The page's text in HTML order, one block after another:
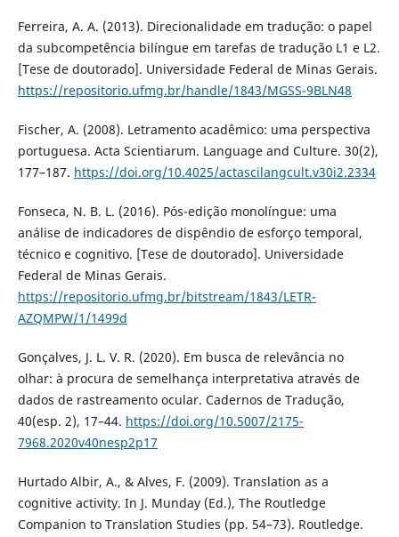
Ferreira, A. A. (2013). Direcionalidade em tradução: o papel
da subcompetência bilíngue em tarefas de tradução L1 e L2.
[Tese de doutorado]. Universidade Federal de Minas Gerais.
https://repositorio.ufmg.br/handle/1843/MGSS-9BLN48
Fischer, A. (2008). Letramento acadêmico: uma perspectiva
portuguesa. Acta Scientiarum. Language and Culture. 30(2),
177–187. https://doi.org/10.4025/actascilangcult.v30i2.2334
Fonseca, N. B. L. (2016). Pós-edição monolíngue: uma
análise de indicadores de dispêndio de esforço temporal,
técnico e cognitivo. [Tese de doutorado]. Universidade
Federal de Minas Gerais.
https://repositorio.ufmg.br/bitstream/1843/LETR-
AZQMPW/1/1499d
Gonçalves, J. L. V. R. (2020). Em busca de relevância no
olhar: à procura de semelhança interpretativa através de
dados de rastreamento ocular. Cadernos de Tradução,
40(esp. 2), 17–44. https://doi.org/10.5007/2175-
7968.2020v40nesp2p17
Hurtado Albir, A., & Alves, F. (2009). Translation as a
cognitive activity. In J. Munday (Ed.), The Routledge
Companion to Translation Studies (pp. 54–73). Routledge.